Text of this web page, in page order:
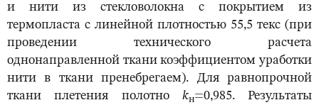
и нити из стекловолокна с покрытием из
термопласта с линейной плотностью 55,5 текс (при
проведении технического расчета
однонаправленной ткани коэффициентом уработки
нити в ткани пренебрегаем). Для равнопрочной
ткани плетения полотно kн=0,985. Результаты